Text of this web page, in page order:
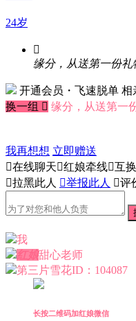
24岁

缘分，从送第一份礼
开通会员・飞速脱单 相
换一组  缘分，从送第一
我再想想 立即赠送
在线聊天红娘牵线互
拉黑此人 举报此人 评
我
红娘甜心老师
第三片雪花ID：104087
长按二维码加红娘微信